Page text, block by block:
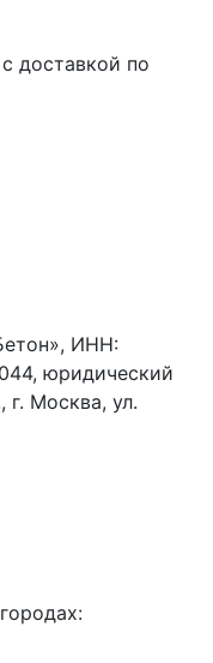
доставкой по
ИНН:
юридический
г. Москва, ул.